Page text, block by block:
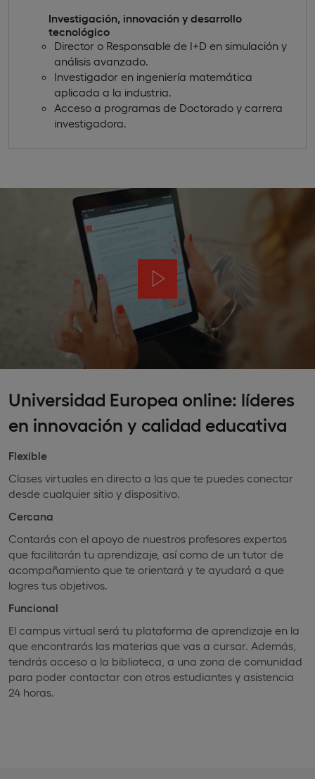
Investigación, innovación y desarrollo
tecnológico
Director o Responsable de I+D en simulación y
análisis avanzado.
Investigador en ingeniería matemática
aplicada a la industria.
Acceso a programas de Doctorado y carrera
investigadora.
Universidad Europea online: líderes
en innovación y calidad educativa
Flexible
Clases virtuales en directo a las que te puedes conectar
desde cualquier sitio y dispositivo.
Cercana
Contarás con el apoyo de nuestros profesores expertos
que facilitarán tu aprendizaje, así como de un tutor de
acompañamiento que te orientará y te ayudará a que
logres tus objetivos.
Funcional
El campus virtual será tu plataforma de aprendizaje en la
que encontrarás las materias que vas a cursar. Además,
tendrás acceso a la biblioteca, a una zona de comunidad
para poder contactar con otros estudiantes y asistencia
24 horas.